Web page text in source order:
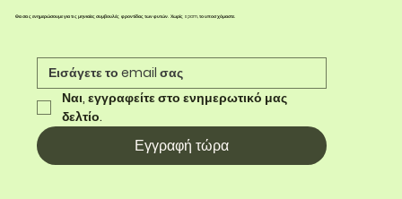
Θα σας ενημερώσουμε για τις μηνιαίες συμβουλές φροντίδας των φυτών. Χωρίς spam, το υποσχόμαστε.
Ναι, εγγραφείτε στο ενημερωτικό μας
δελτίο.
Εγγραφή τώρα